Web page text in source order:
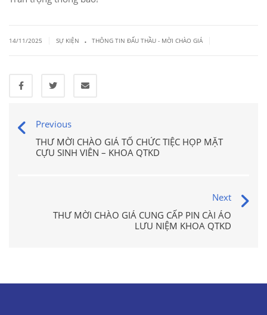
14/11/2025 SỰ KIỆN . THÔNG TIN ĐẤU THẦU - MỜI CHÀO GIÁ
Previous
THƯ MỜI CHÀO GIÁ TỔ CHỨC TIỆC HỌP MẶT
CỰU SINH VIÊN – KHOA QTKD
Next
THƯ MỜI CHÀO GIÁ CUNG CẤP PIN CÀI ÁO
LƯU NIỆM KHOA QTKD